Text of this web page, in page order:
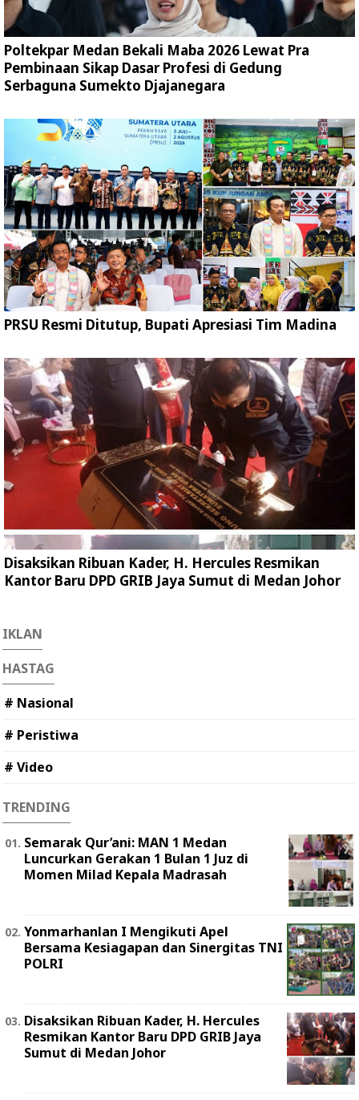
Poltekpar Medan Bekali Maba 2026 Lewat Pra
Pembinaan Sikap Dasar Profesi di Gedung
Serbaguna Sumekto Djajanegara
PRSU Resmi Ditutup, Bupati Apresiasi Tim Madina
Disaksikan Ribuan Kader, H. Hercules Resmikan
Kantor Baru DPD GRIB Jaya Sumut di Medan Johor
IKLAN
HASTAG
# Nasional
# Peristiwa
# Video
TRENDING
Semarak Qur’ani: MAN 1 Medan
Luncurkan Gerakan 1 Bulan 1 Juz di
Momen Milad Kepala Madrasah
Yonmarhanlan I Mengikuti Apel
Bersama Kesiagapan dan Sinergitas TNI
POLRI
Disaksikan Ribuan Kader, H. Hercules
Resmikan Kantor Baru DPD GRIB Jaya
Sumut di Medan Johor